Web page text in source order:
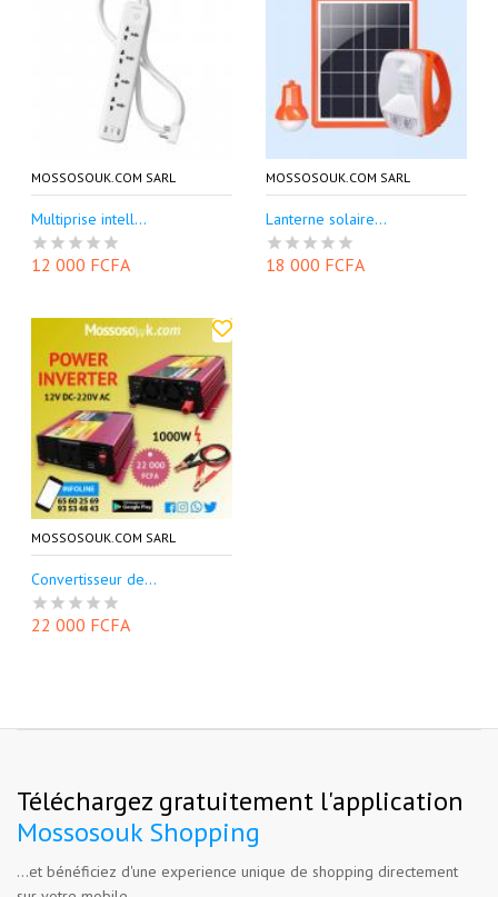
MOSSOSOUK.COM SARL
Multiprise intell...
12 000 FCFA
MOSSOSOUK.COM SARL
Lanterne solaire...
18 000 FCFA
MOSSOSOUK.COM SARL
Convertisseur de...
22 000 FCFA
Téléchargez gratuitement l'application
Mossosouk Shopping
...et bénéficiez d'une experience unique de shopping directement